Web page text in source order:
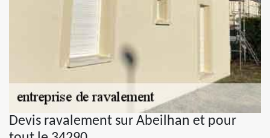
Devis ravalement sur Abeilhan et pour